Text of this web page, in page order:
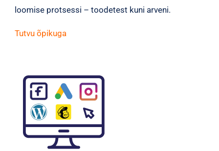
loomise protsessi – toodetest kuni arveni.
Tutvu õpikuga